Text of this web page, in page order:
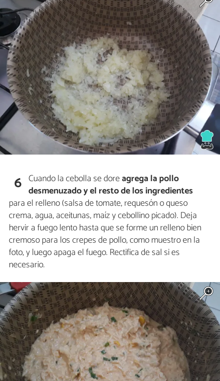
6 Cuando la cebolla se doreagrega la pollo
desmenuzado y el resto de los ingredientes
para el relleno (salsa de tomate, requesón o queso
crema, agua, aceitunas, maíz y cebollino picado). Deja
hervir a fuego lento hasta que se forme un relleno bien
cremoso para los crepes de pollo, como muestro en la
foto, y luego apaga el fuego. Rectifica de sal si es
necesario.